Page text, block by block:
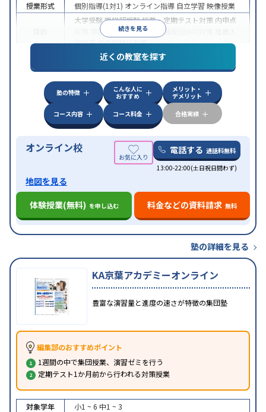
続きを見る
授業形式
個別指導(1対1) オンライン指導 自立学習 映像授業
大学受験医学部受験授業・定期テスト対策 内申点
学習習慣の定着 総合型選抜(旧AO)対策
試対策学校別特化対策
特徴
中高一貫校生に対応授業の振替可能
学習にPC・タブレットを利用オンライン対応1
科目から受講可能
近くの教室を探す
塾の特徴
こんな人に
おすすめ
メリット・
デメリット
コース内容
コース料金 合格実績
オンライン校 電話する 通話料無料
13:00-22:00(土日祝日問わず)
地図を見る
体験授業(無料) を申し込む 料金などの資料請求 無料
塾の詳細を見る
KA京葉アカデミーオンライン
豊富な演習量と進度の速さが特徴の集団塾
編集部のおすすめポイント
1週間の中で集団授業、演習ゼミを行う
定期テスト1か月前から行われる対策授業
対象学年 小1 ~ 6 中1 ~ 3